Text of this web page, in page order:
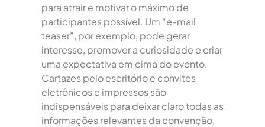
para atrair e motivar o máximo de
participantes possível. Um “e-mail
teaser”, por exemplo, pode gerar
interesse, promover a curiosidade e criar
uma expectativa em cima do evento.
Cartazes pelo escritório e convites
eletrônicos e impressos são
indispensáveis para deixar claro todas as
informações relevantes da convenção,